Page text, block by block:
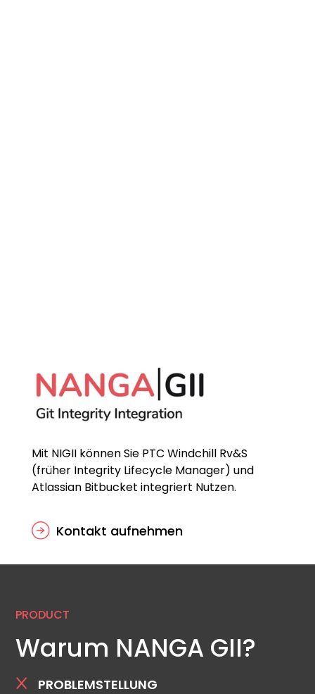
Mit NIGII können Sie PTC Windchill Rv&S
(früher Integrity Lifecycle Manager) und
Atlassian Bitbucket integriert Nutzen.
Kontakt aufnehmen
PRODUCT
Warum NANGA GII?
PROBLEMSTELLUNG